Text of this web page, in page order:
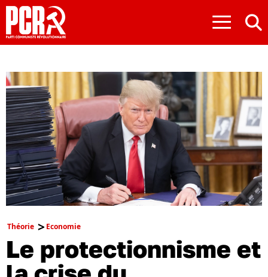
≡
Théorie Economie
Le protectionnisme et